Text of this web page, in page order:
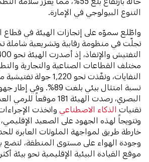
التنوع البيولوجي في الإمارة.
واطّلع سموّه على إنجازات الهيئة في قطاع
تجلّت في منظومة رقابية وتشريعية شاملة
مختلف القطاعات الصناعية والتجارية
النفايات، ونفّذت نحو
نسبة امتثال بيئي بلغت
البصري، رصدت الهيئة 181
تقنيات الذكاء الاصطناعي واتخذت الإجراءات
وتتويجاً لهذه الجهود على الصعيد
خارطة طريق لمواجهة الملوثات العابرة
وجودة الهواء على مستوى المنطقة، لتضع
موقع القيادة البيئية الإقليمية نحو بيئة